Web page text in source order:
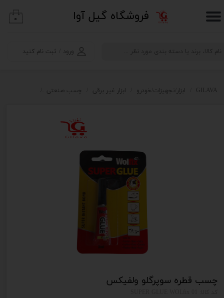
​فروشگاه گیل آوا
ورود ثبت نام کنید
حساب کاربری من
خروج از حساب کاربری
۰
GILAVA ابزار/تجهیزات/خودرو ابزار غیر برقی چسب صنعتی
چسب قطره سوپرگلو ولفیکس